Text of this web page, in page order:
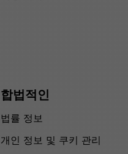
합법적인
법률 정보
개인 정보 및 쿠키 관리